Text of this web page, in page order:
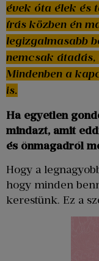
évek óta élek és
írás közben én
legizgalmasabb
nemcsak
Mindenben a
is.
Ha egyetlen
mindazt, amit
és önmagadról
Hogy a
hogy minden
kerestünk. Ez a